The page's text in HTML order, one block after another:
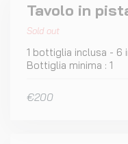
Tavolo in
Sold out
1 bottiglia inclusa - 6
Bottiglia minima : 1
€200